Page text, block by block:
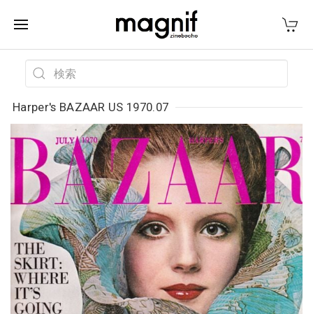
Harper's BAZAAR US 1970.07